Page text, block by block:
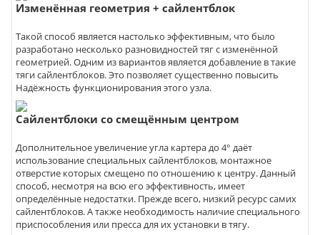
Изменённая геометрия + сайлентблок
Такой способ является настолько эффективным, что было
разработано несколько разновидностей тяг с изменённой
геометрией. Одним из вариантов является добавление в такие
тяги сайлентблоков. Это позволяет существенно повысить
Надёжность функционирования этого узла.
Сайлентблоки со смещённым центром
Дополнительное увеличение угла картера до 4° даёт
использование специальных сайлентблоков, монтажное
отверстие которых смещено по отношению к центру. Данный
способ, несмотря на всю его эффективность, имеет
определённые недостатки. Прежде всего, низкий ресурс самих
сайлентблоков. А также необходимость наличие специального
приспособления или пресса для их установки в тягу.